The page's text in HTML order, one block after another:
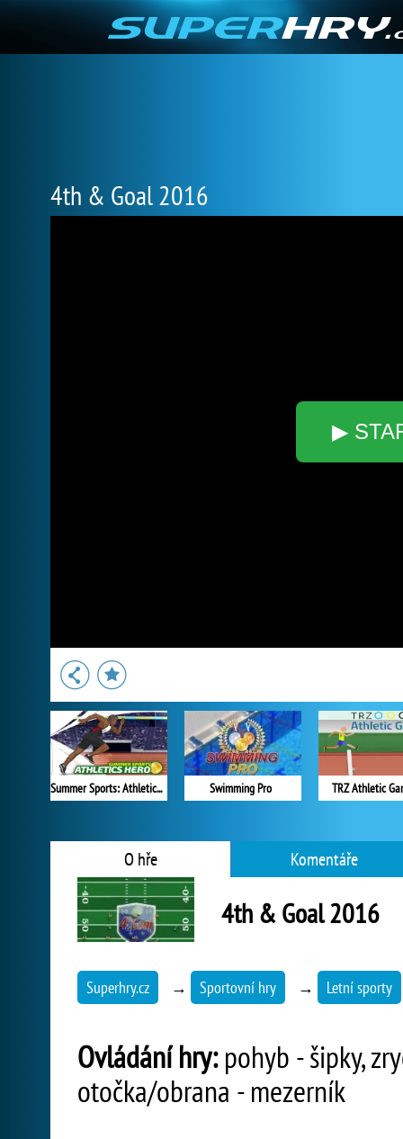
4th & Goal 2016
▶
Summer Sports: Athletics Hero Swimming Pro TRZ Athletic
O hře Komentáře
4th & Goal 2016
Superhry.cz → Sportovní hry → Letní sporty
Ovládání hry:pohyb - šipky,
otočka/obrana - mezerník